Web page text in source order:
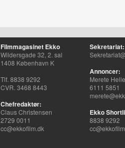
Filmmagasinet Ekko
Wildersgade 32, 2. sal
1408 København K
Tlf. 8838 9292
CVR. 3468 8443
Chefredaktør:
Claus Christensen
2729 0011
cc@ekkofilm.dk
Sekretariat:
Annoncer:
Merete
6111 5851
Ekko
8838 9292